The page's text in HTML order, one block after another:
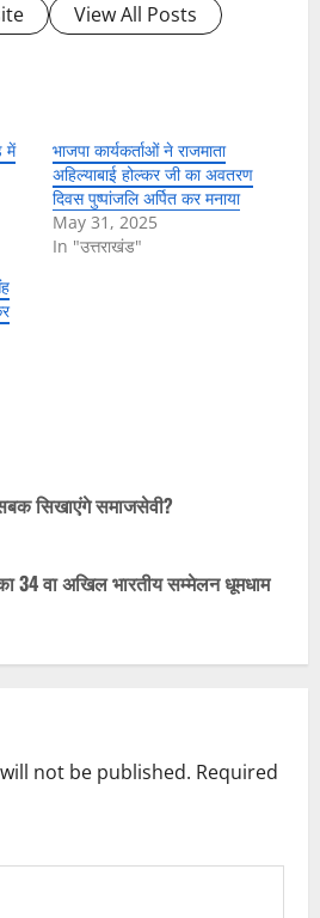
View All Posts
में
भाजपा कार्यकर्ताओं ने राजमाता
अहिल्याबाई होल्कर जी का अवतरण
दिवस पुष्पांजलि अर्पित कर मनाया
May 31, 2025
In "उत्तराखंड"
सिखाएंगे समाजसेवी?
34 वा अखिल भारतीय सम्मेलन धूमधाम
not be published. Required